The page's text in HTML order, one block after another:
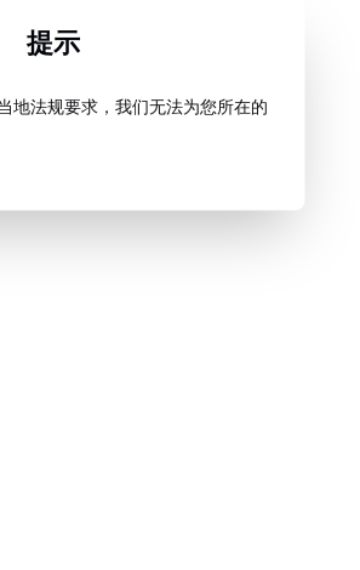
提示
地法规要求，我们无法为您所在的